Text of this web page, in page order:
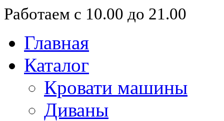
Работаем с 10.00 до 21.00
Главная
Каталог
Кровати машины
Диваны